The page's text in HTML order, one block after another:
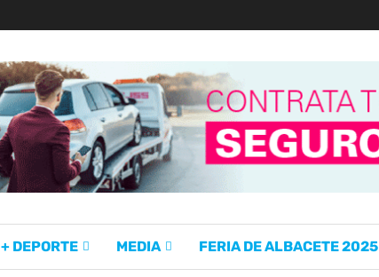
+ DEPORTE MEDIA FERIA DE ALBACETE 2025